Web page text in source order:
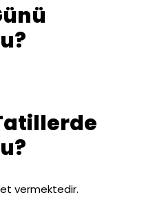
vermektedir.